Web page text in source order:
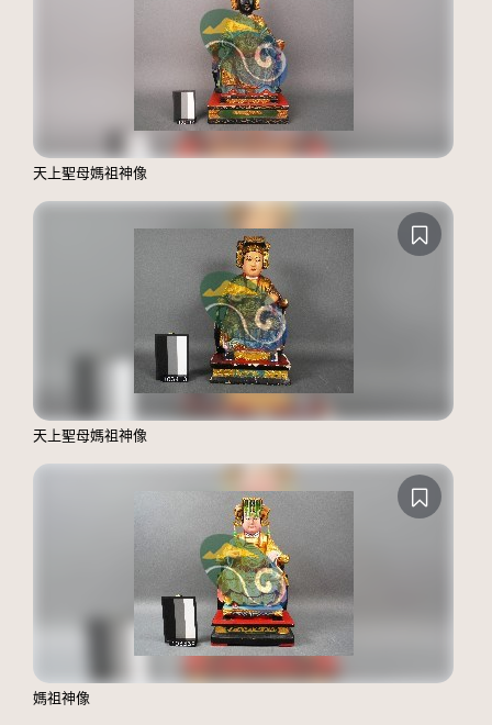
天上聖母媽祖神像
天上聖母媽祖神像
媽祖神像